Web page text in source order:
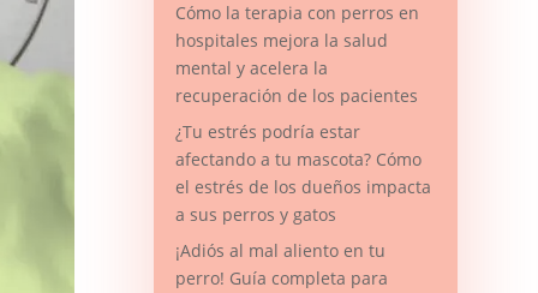
Cómo la terapia con perros en
hospitales mejora la salud
mental y acelera la
recuperación de los pacientes
¿Tu estrés podría estar
afectando a tu mascota? Cómo
el estrés de los dueños impacta
a sus perros y gatos
¡Adiós al mal aliento en tu
perro! Guía completa para